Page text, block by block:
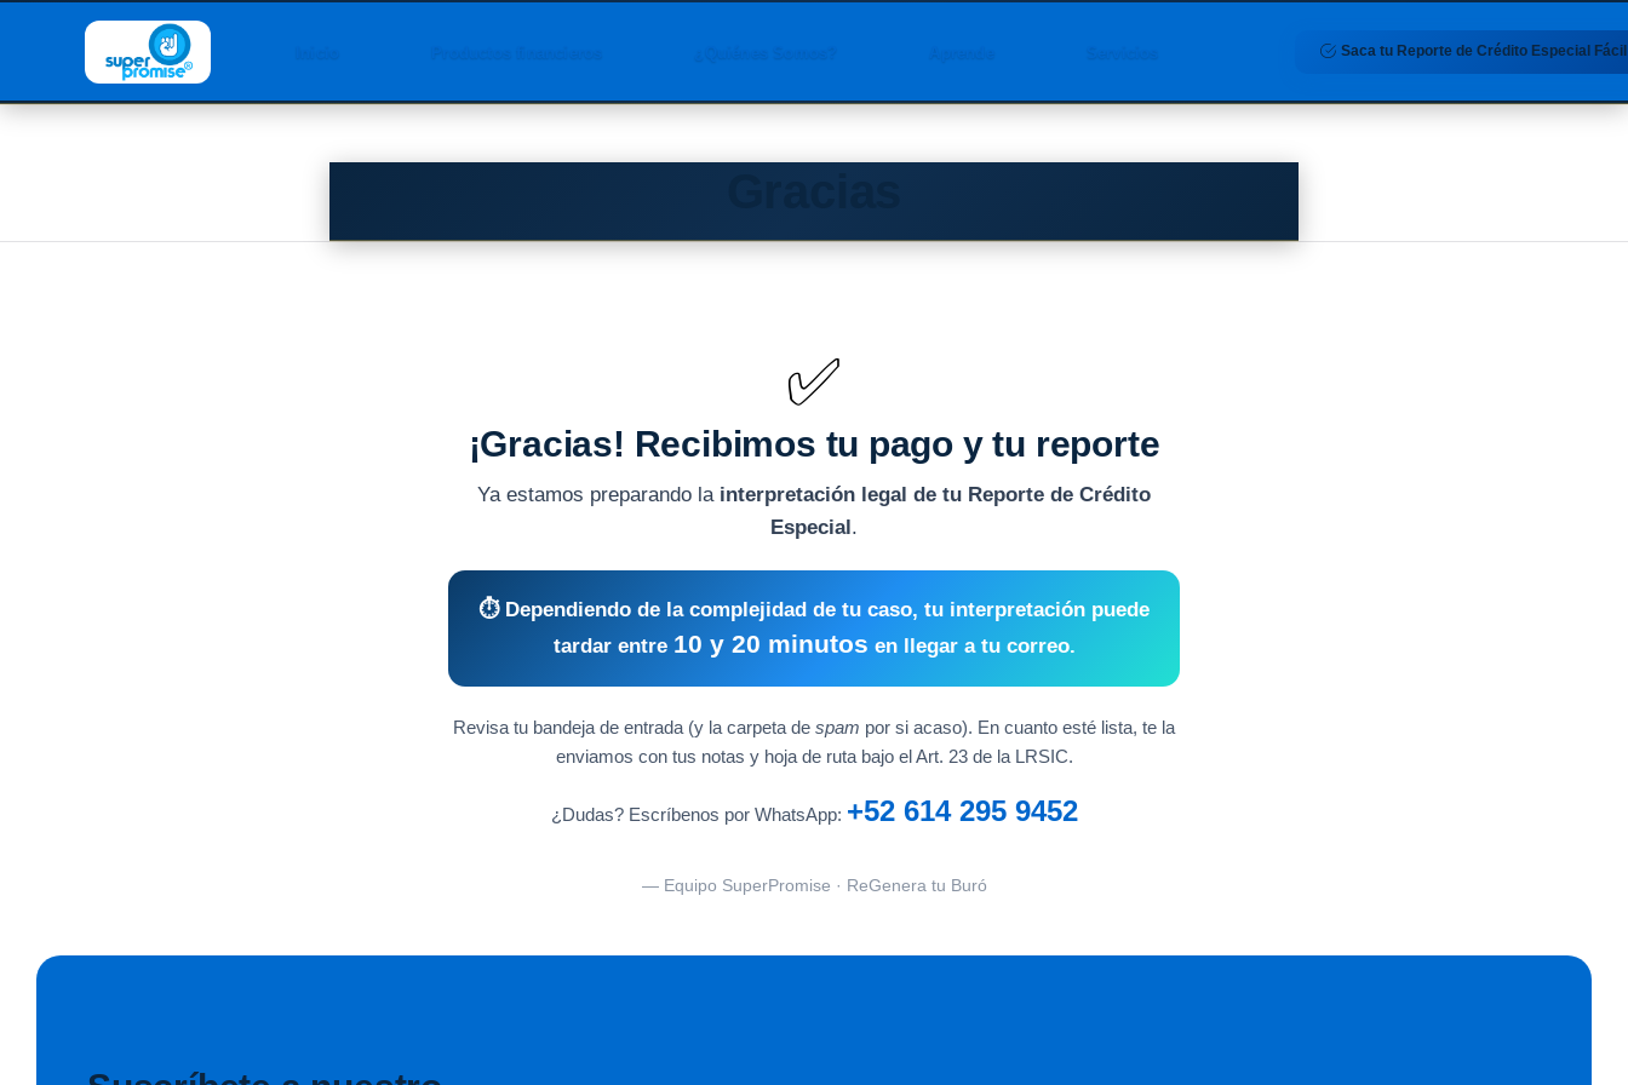
Servicios
Productos financieros ¿Quiénes Somos? Saca tu Reporte de Crédito Especial Fácil
✅
¡Gracias! Recibimos tu pago y tu reporte
Ya estamos preparando la interpretación legal de tu Reporte de Crédito
Especial.
⏱️ Dependiendo de la complejidad de tu caso, tu interpretación puede
tardar entre 10 y 20 minutos en llegar a tu correo.
Revisa tu bandeja de entrada (y la carpeta de spam por si acaso). En cuanto esté lista, te la
enviamos con tus notas y hoja de ruta bajo el Art. 23 de la LRSIC.
¿Dudas? Escríbenos por WhatsApp: +52 614 295 9452
— Equipo SuperPromise · ReGenera tu Buró